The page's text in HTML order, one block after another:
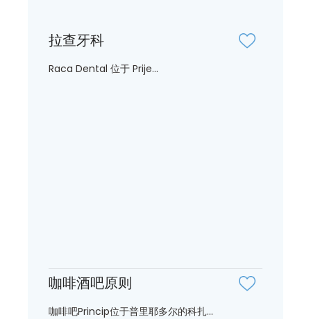
拉查牙科
Raca Dental 位于 Prije...
咖啡酒吧原则
咖啡吧Princip位于普里耶多尔的科扎...